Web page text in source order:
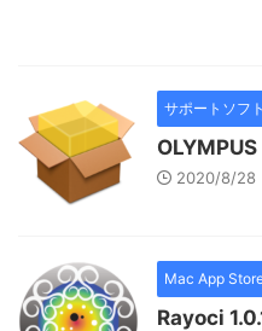
サポートソフト
2020/8/28
Mac App
Rayoci